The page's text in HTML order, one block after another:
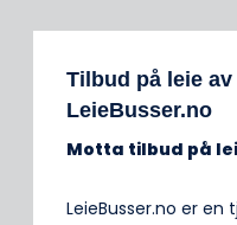
Tilbud på leie
LeieBusser.no
Motta tilbud på
LeieBusser.no er